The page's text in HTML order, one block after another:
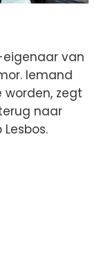
eigenaar van
Iemand
worden, zegt
naar